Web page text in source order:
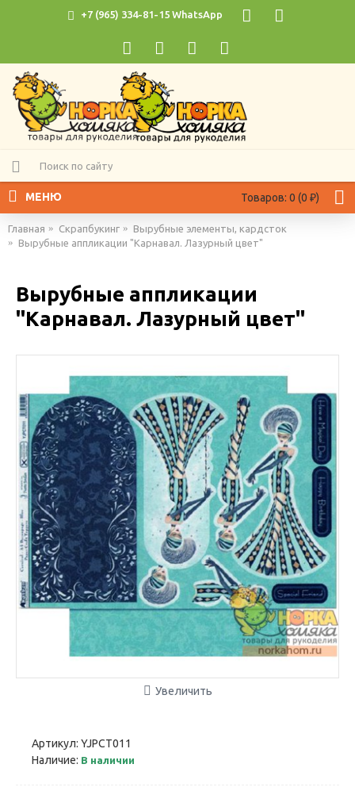
+7 (965) 334-81-15 WhatsApp
Товаров: 0 (0 ₽)
МЕНЮ
Главная Скрапбукинг
Вырубные элементы, кардсток
Вырубные аппликации "Карнавал. Лазурный цвет"
Вырубные аппликации
"Карнавал. Лазурный цвет"
Увеличить
Артикул: YJPCT011
Наличие: В наличии